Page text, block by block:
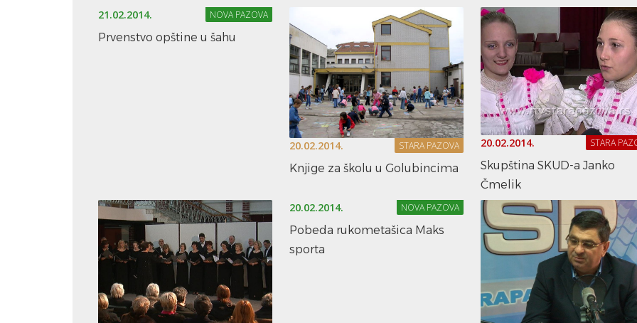
21.02.2014. NOVA PAZOVA
Prvenstvo opštine u šahu
20.02.2014. STARA PAZOVA
Knjige za školu u Golubincima
20.02.2014. STARA
Skupština SKUD-a Janko
Čmelik
20.02.2014.
NOVA PAZOVA
Pobeda rukometašica Maks
sporta